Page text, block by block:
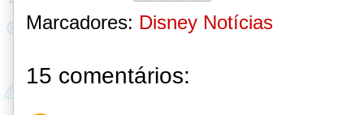
Marcadores: Disney Notícias
15 comentários: